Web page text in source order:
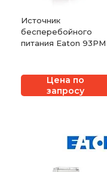
Источник
бесперебойного
питания Eaton 93PM
Цена по
запросу